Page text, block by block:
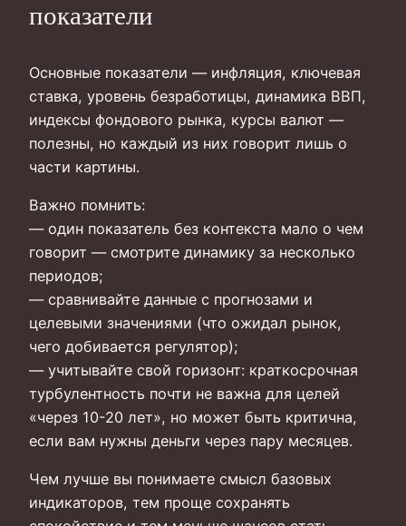
показатели
Основные показатели — инфляция, ключевая
ставка, уровень безработицы, динамика ВВП,
индексы фондового рынка, курсы валют —
полезны, но каждый из них говорит лишь о
части картины.
Важно помнить:
— один показатель без контекста мало о чем
говорит — смотрите динамику за несколько
периодов;
— сравнивайте данные с прогнозами и
целевыми значениями (что ожидал рынок,
чего добивается регулятор);
— учитывайте свой горизонт: краткосрочная
турбулентность почти не важна для целей
«через 10-20 лет», но может быть критична,
если вам нужны деньги через пару месяцев.
Чем лучше вы понимаете смысл базовых
индикаторов, тем проще сохранять